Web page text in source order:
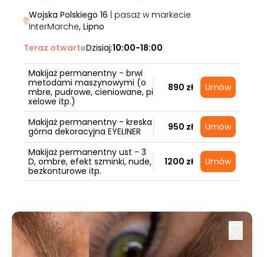
Wojska Polskiego 16 | pasaż w markecie
InterMarche, Lipno
Teraz otwarteDzisiaj:10:00-18:00
Makijaż permanentny - brwi
metodami maszynowymi (o
mbre, pudrowe, cieniowane, pi
xelowe itp.)
890 zł Umów
Makijaż permanentny - kreska
górna dekoracyjna EYELINER
950 zł Umów
Makijaż permanentny ust - 3
D, ombre, efekt szminki, nude,
bezkonturowe itp.
1200 zł Umów